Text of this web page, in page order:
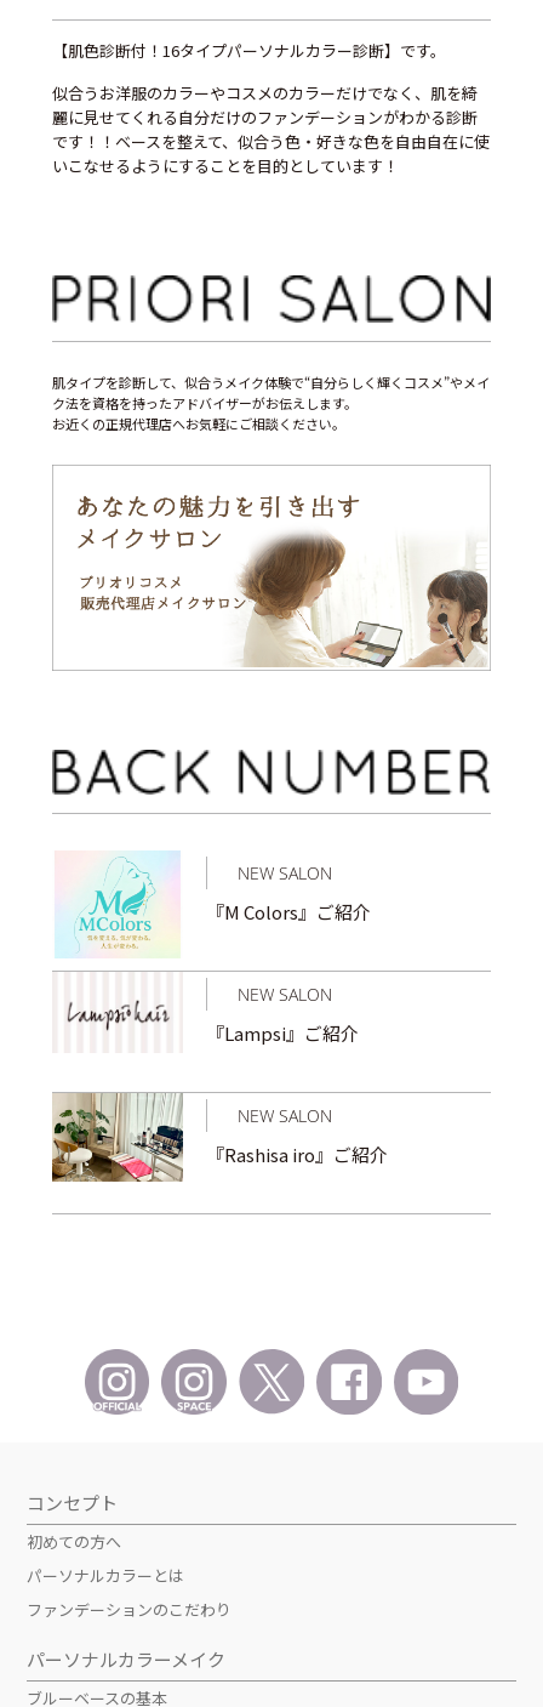
【肌色診断付！16タイプパーソナルカラー診断】です。
似合うお洋服のカラーやコスメのカラーだけでなく、肌を綺
麗に見せてくれる自分だけのファンデーションがわかる診断
です！！ベースを整えて、似合う色・好きな色を自由自在に使
いこなせるようにすることを目的としています！
肌タイプを診断して、似合うメイク体験で“自分らしく輝くコスメ”やメイ
ク法を資格を持ったアドバイザーがお伝えします。
お近くの正規代理店へお気軽にご相談ください。
NEW SALON
『M Colors』ご紹介
NEW SALON
『Lampsi』ご紹介
NEW SALON
『Rashisa iro』ご紹介
コンセプト
初めての方へ
パーソナルカラーとは
ファンデーションのこだわり
パーソナルカラーメイク
ブルーベースの基本